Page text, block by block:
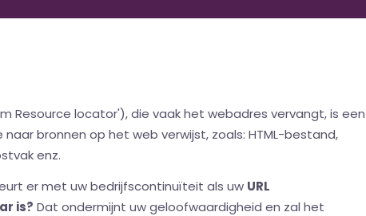
Resource locator'), die vaak het webadres vervangt, is een
naar bronnen op het web verwijst, zoals: HTML-bestand,
enz.
er met uw bedrijfscontinuïteit als uw URL
is? Dat ondermijnt uw geloofwaardigheid en zal het